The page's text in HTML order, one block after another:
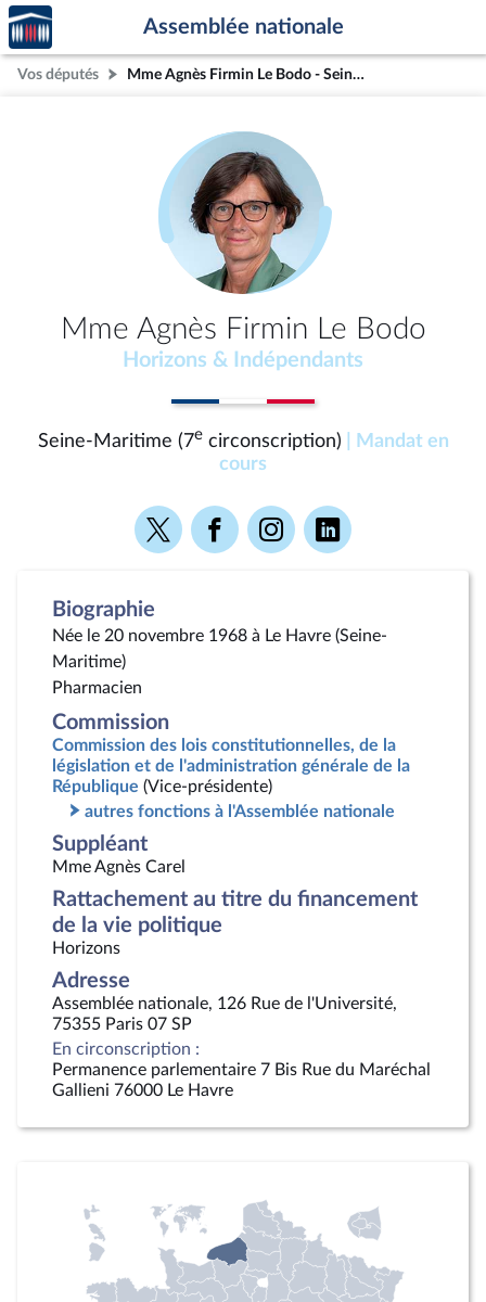
Aller au contenu
Aller en bas de la page
Accèder
à la
page
d'accueil
Assemblée nationale
Vos députés Mme Agnès Firmin Le Bodo - Seine-Maritime (7e circonscription)
Mme Agnès Firmin Le Bodo
Horizons & Indépendants
Seine-Maritime (7ecirconscription)
| Mandat en
cours
Voir
la
Voir
la
Voir
la
Voir
la
Biographie
Née le 20 novembre 1968 à Le Havre (Seine-
Maritime)
Pharmacien
Commission
Commission des lois constitutionnelles, de la
législation et de l'administration générale de la
République (Vice-présidente)
autres fonctions à l'Assemblée nationale
Suppléant
Mme Agnès Carel
Rattachement au titre du financement
de la vie politique
Horizons
Adresse
Assemblée nationale, 126 Rue de l'Université,
75355 Paris 07 SP
En circonscription :
Permanence parlementaire 7 Bis Rue du Maréchal
Gallieni 76000 Le Havre